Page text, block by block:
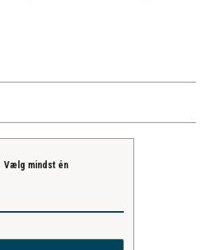
Vælg mindst én